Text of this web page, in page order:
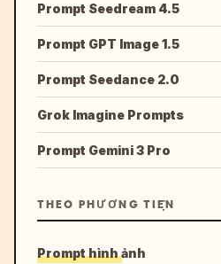
Prompt Seedream 4.5
Prompt GPT Image 1.5
Prompt Seedance 2.0
Grok Imagine Prompts
Prompt Gemini 3 Pro
THEO PHƯƠNG TIỆN
Prompt hình ảnh